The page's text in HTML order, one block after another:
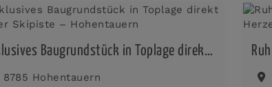
Exklusives Baugrundstück in Toplage direkt an der Skipiste – Hohentauern
8785 Hohentauern